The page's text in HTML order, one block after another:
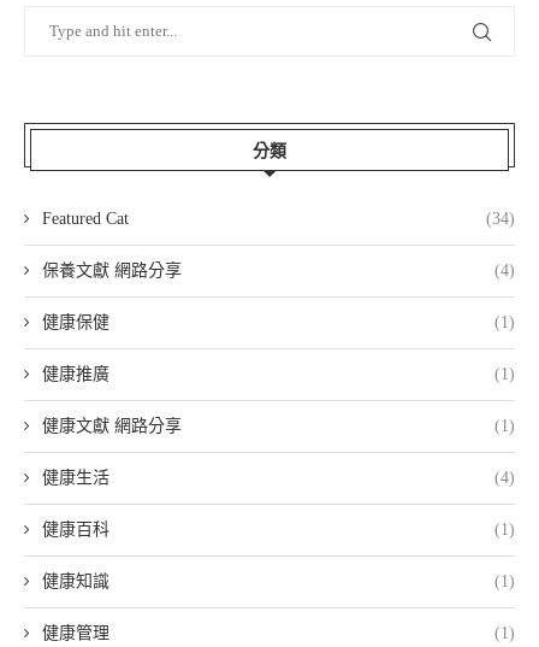
分類
Featured Cat (34)
保養文獻 網路分享 (4)
健康保健 (1)
健康推廣 (1)
健康文獻 網路分享 (1)
健康生活 (4)
健康百科 (1)
健康知識 (1)
健康管理 (1)